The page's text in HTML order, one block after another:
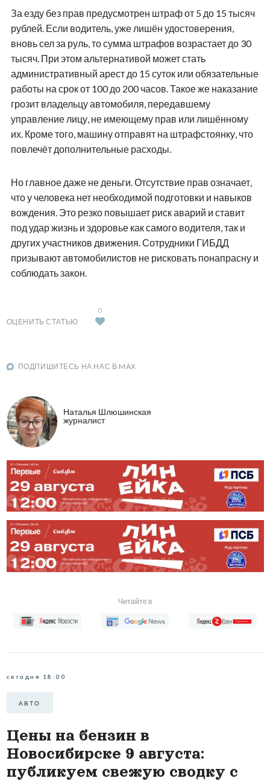
За езду без прав предусмотрен штраф от 5 до 15 тысяч
рублей. Если водитель, уже лишён удостоверения,
вновь сел за руль, то сумма штрафов возрастает до 30
тысяч. При этом альтернативой может стать
административный арест до 15 суток или обязательные
работы на срок от 100 до 200 часов. Такое же наказание
грозит владельцу автомобиля, передавшему
управление лицу, не имеющему прав или лишённому
их. Кроме того, машину отправят на штрафстоянку, что
повлечёт дополнительные расходы.
Но главное даже не деньги. Отсутствие прав означает,
что у человека нет необходимой подготовки и навыков
вождения. Это резко повышает риск аварий и ставит
под удар жизнь и здоровье как самого водителя, так и
других участников движения. Сотрудники ГИБДД
призывают автомобилистов не рисковать понапрасну и
соблюдать закон.
ОЦЕНИТЬ СТАТЬЮ
0
ПОДПИШИТЕСЬ НА НАС В MAX
Наталья Шлюшинская
журналист
Читайте в
сегодня 18:00
АВТО
Цены на бензин в
Новосибирске 9 августа:
публикуем свежую сводку с